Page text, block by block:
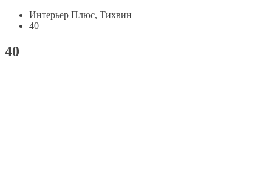
Интерьер Плюс, Тихвин
40
40